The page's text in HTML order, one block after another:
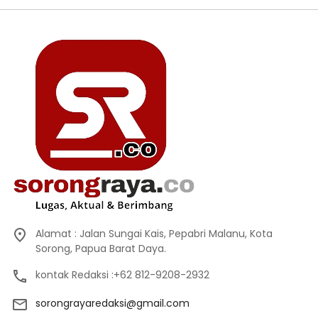
Alamat : Jalan Sungai Kais, Pepabri Malanu, Kota
Sorong, Papua Barat Daya.
kontak Redaksi :+62 812-9208-2932
sorongrayaredaksi@gmail.com